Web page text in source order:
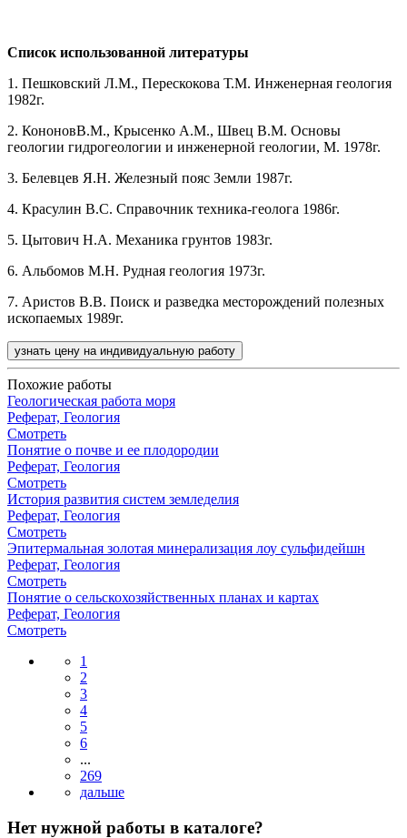
Список использованной литературы
1. Пешковский Л.М., Перескокова Т.М. Инженерная геология
1982г.
2. КононовВ.М., Крысенко А.М., Швец В.М. Основы
геологии гидрогеологии и инженерной геологии, М. 1978г.
3. Белевцев Я.Н. Железный пояс Земли 1987г.
4. Красулин В.С. Справочник техника-геолога 1986г.
5. Цытович Н.А. Механика грунтов 1983г.
6. Альбомов М.Н. Рудная геология 1973г.
7. Аристов В.В. Поиск и разведка месторождений полезных
ископаемых 1989г.
узнать цену на индивидуальную работу
Похожие работы
Геологическая работа моря
Реферат, Геология
Смотреть
Понятие о почве и ее плодородии
Реферат, Геология
Смотреть
История развития систем земледелия
Реферат, Геология
Смотреть
Эпитермальная золотая минерализация лоу сульфидейшн
Реферат, Геология
Смотреть
Понятие о сельскохозяйственных планах и картах
Реферат, Геология
Смотреть
1
2
3
4
5
6
...
269
Нет нужной работы в каталоге?